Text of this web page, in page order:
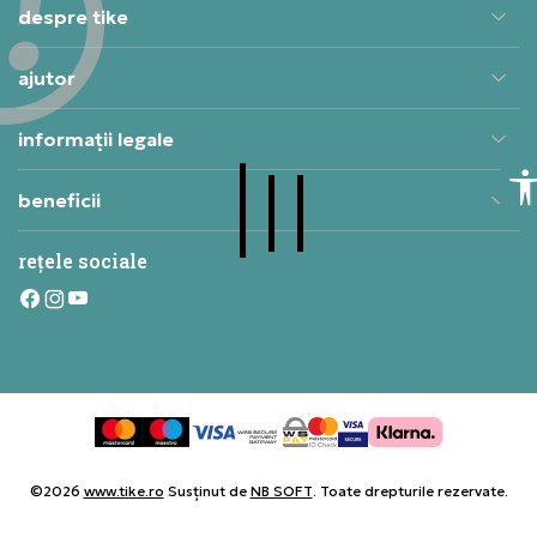
despre tike
ajutor
informații legale
beneficii
rețele sociale
©2026 www.tike.ro Susținut de NB SOFT. Toate drepturile rezervate.